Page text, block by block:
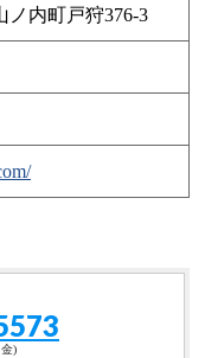
ノ内町戸狩376-3
)